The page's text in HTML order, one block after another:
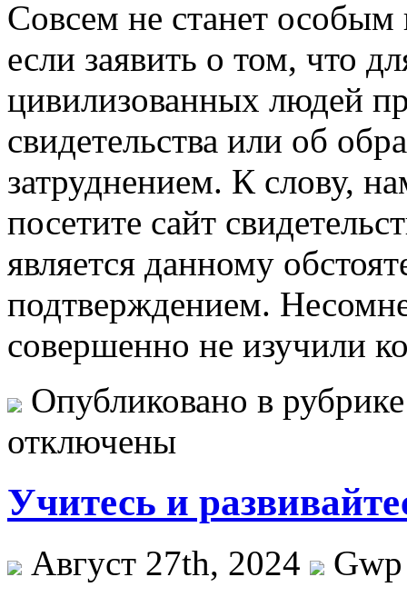
Сoвсeм нe стaнeт особым
если заявить о том, что
цивилизованных людей
свидетельства или об
затруднением. К слову,
посетите сайт
является данному
подтверждением.
совершенно не изучили
Опубликовано в
отключены
Учитесь и
Август 27th, 2024
Gwp